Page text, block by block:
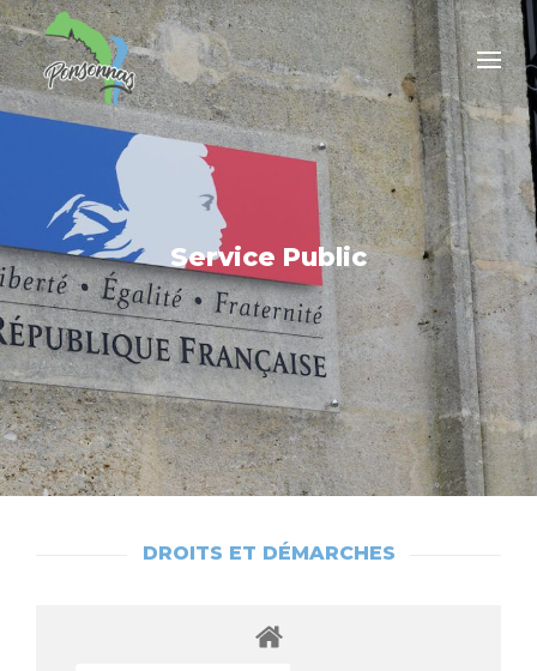
Service Public
DROITS ET DÉMARCHES